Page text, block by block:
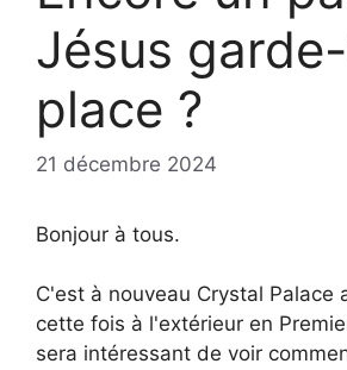
Jésus
place ?
21 décembre 2024
Bonjour à tous.
C'est à nouveau Crystal Palace
cette fois à l'extérieur en
sera intéressant de voir